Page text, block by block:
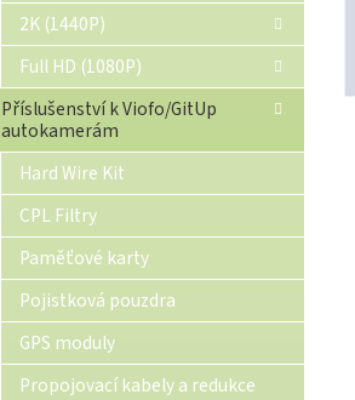
2K (1440P)
Full HD (1080P)
Příslušenství k Viofo/GitUp
autokamerám
Hard Wire Kit
CPL Filtry
Paměťové karty
Pojistková pouzdra
GPS moduly
Propojovací kabely a redukce